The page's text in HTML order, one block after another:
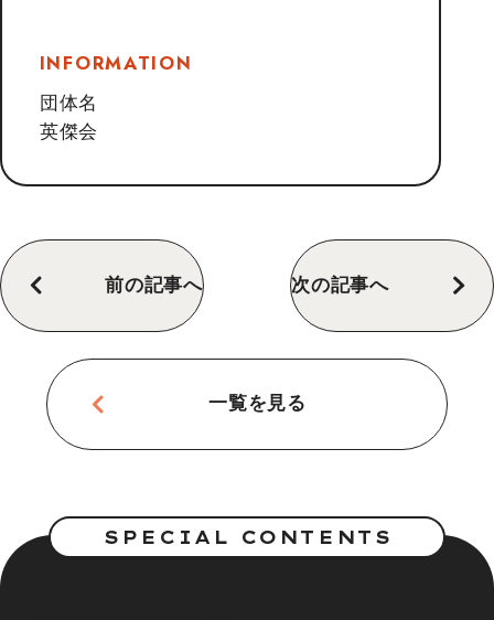
INFORMATION
団体名
英傑会
前の記事へ 次の記事へ
一覧を見る
SPECIAL CONTENTS